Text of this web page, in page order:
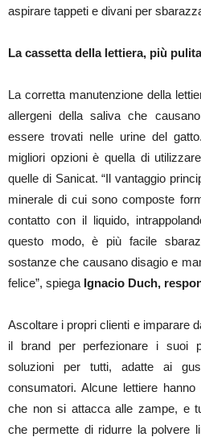
aspirare tappeti e divani per
La cassetta della lettiera, più
La corretta manutenzione della
allergeni della saliva che
essere trovati nelle urine del
migliori opzioni è quella di utilizzare
quelle di Sanicat. “Il vantaggio
minerale di cui sono composte
contatto con il liquido,
questo modo, è più facile
sostanze che causano disagio e
felice”, spiega Ignacio Duch,
Ascoltare i propri clienti e imparare
il brand per perfezionare i suoi
soluzioni per tutti, adatte ai
consumatori. Alcune lettiere
che non si attacca alle zampe, e
che permette di ridurre la polvere